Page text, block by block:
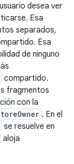
desea ver
Esa
separados,
Esa
de ninguno
compartido.
fragmentos
con la
. En el
se resuelve en
aloja